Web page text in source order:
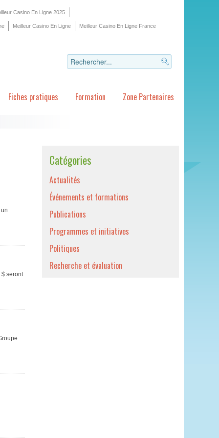
Casino En Ligne 2025
Meilleur Casino En Ligne Meilleur Casino En Ligne France
Fiches pratiques Formation Zone Partenaires
$ seront
Catégories
Actualités
Événements et formations
Publications
Programmes et initiatives
Politiques
Recherche et évaluation